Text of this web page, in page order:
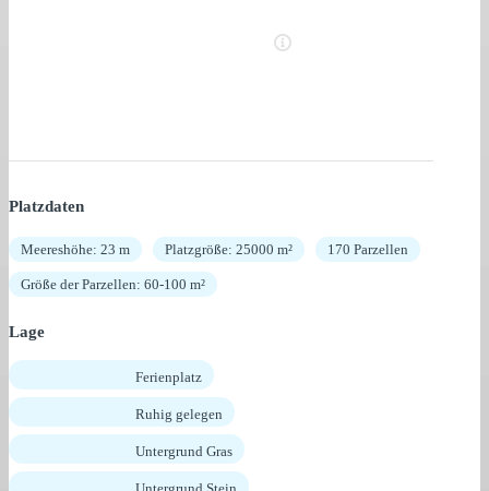
Platzdaten
Meereshöhe: 23 m Platzgröße: 25000 m² 170 Parzellen
Größe der Parzellen: 60-100 m²
Lage
Ferienplatz
Ruhig gelegen
Untergrund Gras